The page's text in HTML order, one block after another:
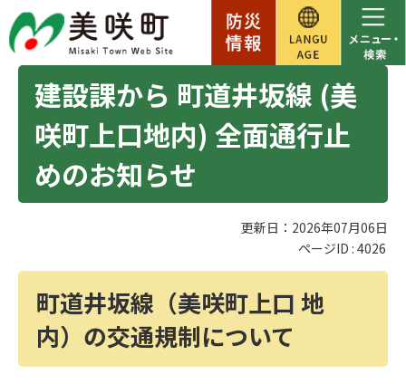
建設課から 町道井坂線 (美
咲町上口地内) 全面通行止
めのお知らせ
更新日：2026年07月06日
ページID : 4026
町道井坂線（美咲町上口 地
内）の交通規制について